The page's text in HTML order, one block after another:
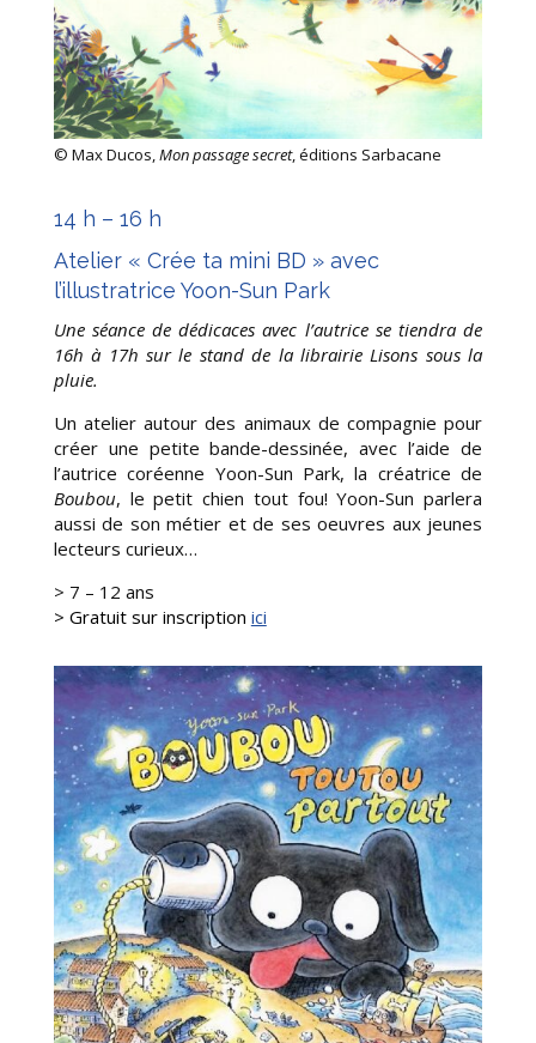
© Max Ducos,Mon passage secret, éditions Sarbacane
14 h – 16 h
Atelier « Crée ta mini BD » avec
l’illustratrice Yoon-Sun Park
Une séance de dédicaces avec l’autrice se tiendra de
16h à 17h sur le stand de la librairie Lisons sous la
pluie.
Un atelier autour des animaux de compagnie pour
créer une petite bande-dessinée, avec l’aide de
l’autrice coréenne Yoon-Sun Park, la créatrice de
Boubou, le petit chien tout fou! Yoon-Sun parlera
aussi de son métier et de ses oeuvres aux jeunes
lecteurs curieux…
> 7 – 12 ans
> Gratuit sur inscription ici